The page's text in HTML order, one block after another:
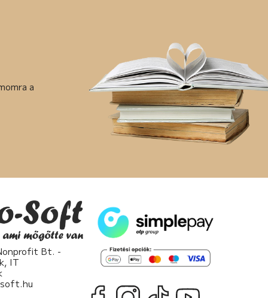
a
Bt. -
IT